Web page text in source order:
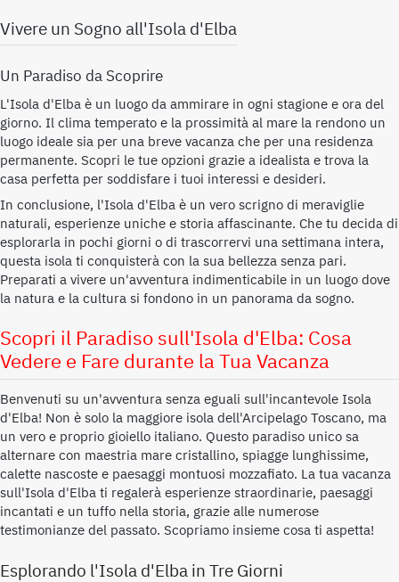
Vivere un Sogno all'Isola d'Elba
Un Paradiso da Scoprire
L'Isola d'Elba è un luogo da ammirare in ogni stagione e ora del
giorno. Il clima temperato e la prossimità al mare la rendono un
luogo ideale sia per una breve vacanza che per una residenza
permanente. Scopri le tue opzioni grazie a idealista e trova la
casa perfetta per soddisfare i tuoi interessi e desideri.
In conclusione, l'Isola d'Elba è un vero scrigno di meraviglie
naturali, esperienze uniche e storia affascinante. Che tu decida di
esplorarla in pochi giorni o di trascorrervi una settimana intera,
questa isola ti conquisterà con la sua bellezza senza pari.
Preparati a vivere un'avventura indimenticabile in un luogo dove
la natura e la cultura si fondono in un panorama da sogno.
Scopri il Paradiso sull'Isola d'Elba: Cosa
Vedere e Fare durante la Tua Vacanza
Benvenuti su un'avventura senza eguali sull'incantevole Isola
d'Elba! Non è solo la maggiore isola dell'Arcipelago Toscano, ma
un vero e proprio gioiello italiano. Questo paradiso unico sa
alternare con maestria mare cristallino, spiagge lunghissime,
calette nascoste e paesaggi montuosi mozzafiato. La tua vacanza
sull'Isola d'Elba ti regalerà esperienze straordinarie, paesaggi
incantati e un tuffo nella storia, grazie alle numerose
testimonianze del passato. Scopriamo insieme cosa ti aspetta!
Esplorando l'Isola d'Elba in Tre Giorni